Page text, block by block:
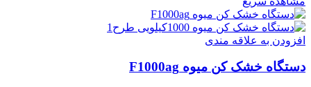
افزودن به علاقه مندی
دستگاه خشک کن میوه F1000ag